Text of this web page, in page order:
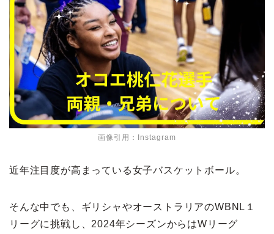
画像引用：Instagram
近年注目度が高まっている女子バスケットボール。
そんな中でも、ギリシャやオーストラリアのWBNL１
リーグに挑戦し、2024年シーズンからはWリーグ